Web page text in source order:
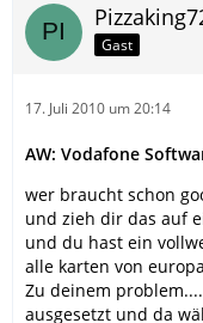
Gast
17. Juli 2010 um 20:14
AW: Vodafone
wer braucht schon
und zieh dir das auf
und du hast ein
alle karten von
Zu deinem
ausgesetzt und da